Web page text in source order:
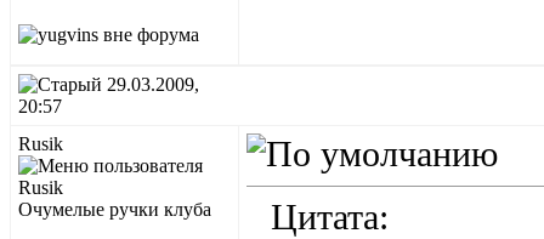
29.03.2009,
20:57
Rusik
Очумелые ручки клуба Цитата: